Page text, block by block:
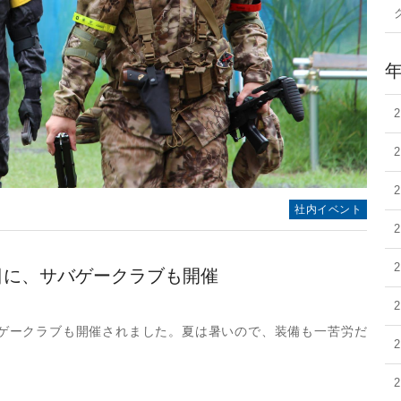
社内イベント
、サバゲークラブも開催
ークラブも開催されました。夏は暑いので、装備も一苦労だ